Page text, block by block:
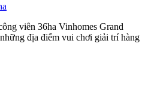
viên 36ha Vinhomes Grand
địa điểm vui chơi giải trí hàng